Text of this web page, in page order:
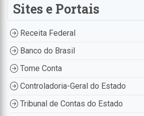
Sites e Portais
Receita Federal
Banco do Brasil
Tome Conta
Controladoria-Geral do Estado
Tribunal de Contas do Estado